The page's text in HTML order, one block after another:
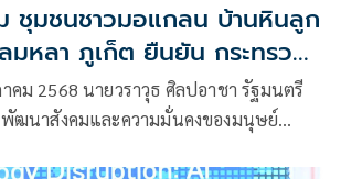
ม ชุมชนชาวมอแกลน บ้านหินลูก
มหลา ภูเก็ต ยืนยัน กระทรวง
ยทุกชาติพันธุ์ เดินหน้า พัฒนา
วเล
ม 2568 นายวราวุธ ศิลปอาชา รัฐมนตรี
พัฒนาสังคมและความมั่นคงของมนุษย์